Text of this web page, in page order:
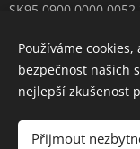
SK95 0900 0000 0052
Copyright ©
Používáme
bezpečnost našich
nejlepší zkušenost
Přijmout